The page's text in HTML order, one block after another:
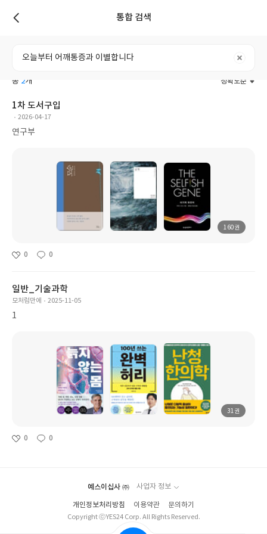
통합 검색
전체 도서 리뷰 리스트
총 2개 정확도순
1차 도서구입
2026-04-17
연구부
160권
0 0
일반_기술과학
모처럼만에 2025-11-05
1
31권
0 0
예스이십사 ㈜ 사업자 정보
개인정보처리방침 이용약관
문의하기
Copyright ⓒYES24 Corp. All Rights Reserved.